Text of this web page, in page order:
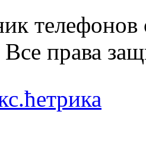
телефонов
права